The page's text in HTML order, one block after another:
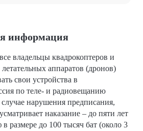
информация
аппаратов (дронов)
свои устройства в
по теле- и радиовещанию
нарушения предписания,
наказание – до пяти лет
размере до 100 тысяч бат (около 3